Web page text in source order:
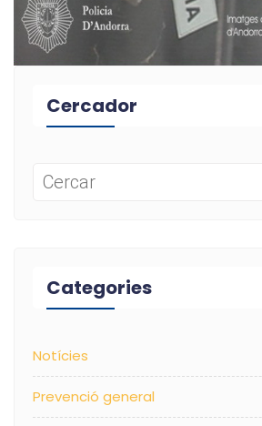
Cercador
Categories
Notícies
Prevenció general